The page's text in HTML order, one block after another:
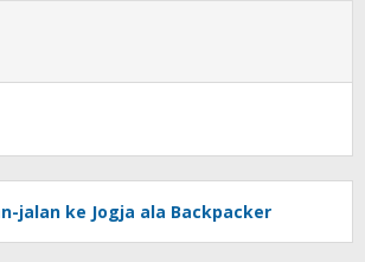
jalan ke Jogja ala Backpacker